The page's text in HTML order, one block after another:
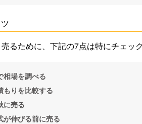
るために、下記の7点は特にチェッ
場を調べる
りを比較する
に売る
伸びる前に売る